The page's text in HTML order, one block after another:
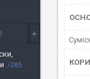
265